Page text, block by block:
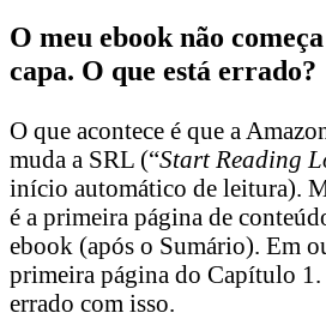
O meu ebook não
capa. O que está errado?
O que acontece é que a
muda a SRL (“Start Reading
início automático de leitura).
é a primeira página de
ebook (após o Sumário). Em
primeira página do Capítulo 1.
errado com isso.